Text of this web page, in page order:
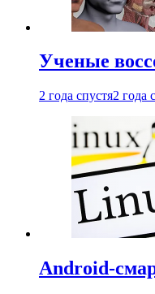
Ученые
2 года спустя2 года
Android-